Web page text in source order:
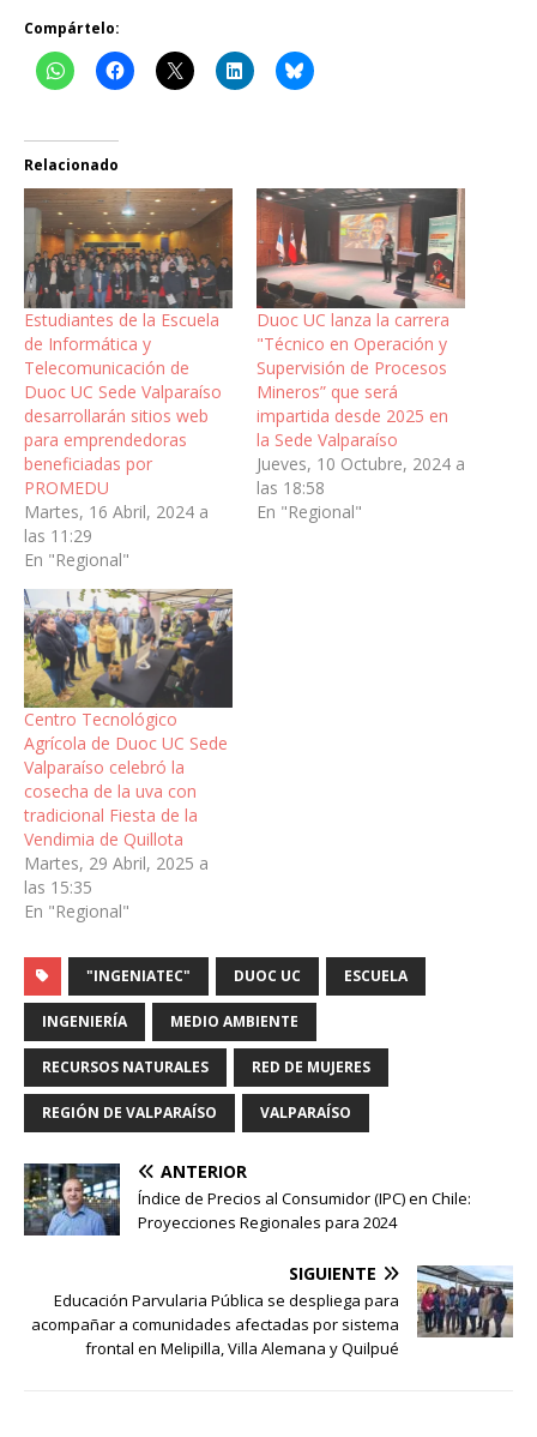
Compártelo:
Relacionado
Estudiantes de la Escuela
de Informática y
Telecomunicación de
Duoc UC Sede Valparaíso
desarrollarán sitios web
para emprendedoras
beneficiadas por
PROMEDU
Martes, 16 Abril, 2024 a
las 11:29
En "Regional"
Duoc UC lanza la carrera
"Técnico en Operación y
Supervisión de Procesos
Mineros” que será
impartida desde 2025 en
la Sede Valparaíso
Jueves, 10 Octubre, 2024 a
las 18:58
En "Regional"
Centro Tecnológico
Agrícola de Duoc UC Sede
Valparaíso celebró la
cosecha de la uva con
tradicional Fiesta de la
Vendimia de Quillota
Martes, 29 Abril, 2025 a
las 15:35
En "Regional"
"INGENIATEC" DUOC UC ESCUELA
INGENIERÍA MEDIO AMBIENTE
RECURSOS NATURALES RED DE MUJERES
REGIÓN DE VALPARAÍSO VALPARAÍSO
ANTERIOR
Índice de Precios al Consumidor (IPC) en Chile:
Proyecciones Regionales para 2024
SIGUIENTE
Educación Parvularia Pública se despliega para
acompañar a comunidades afectadas por sistema
frontal en Melipilla, Villa Alemana y Quilpué